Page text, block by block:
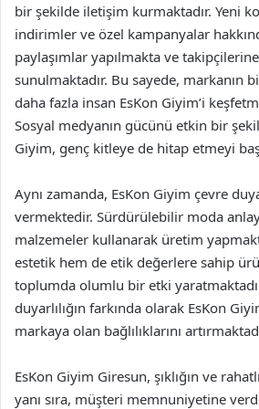
bir şekilde iletişim kurmaktadır. Yeni
indirimler ve özel kampanyalar
paylaşımlar yapılmakta ve
sunulmaktadır. Bu sayede, markanın
daha fazla insan EsKon Giyim’i
Sosyal medyanın gücünü etkin bir
Giyim, genç kitleye de hitap etmeyi
Aynı zamanda, EsKon Giyim çevre
vermektedir. Sürdürülebilir moda
malzemeler kullanarak üretim
estetik hem de etik değerlere sahip
toplumda olumlu bir etki
duyarlılığın farkında olarak EsKon
markaya olan bağlılıklarını
EsKon Giyim Giresun, şıklığın ve
yanı sıra, müşteri memnuniyetine